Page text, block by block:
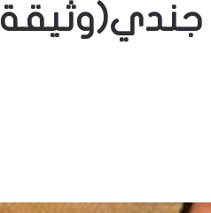
جندي(وثيقة